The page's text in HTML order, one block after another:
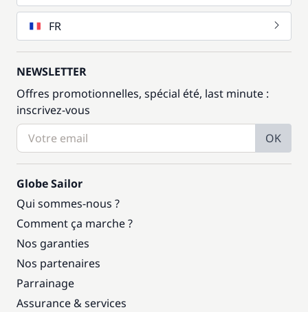
FR
NEWSLETTER
Offres promotionnelles, spécial été, last minute :
inscrivez-vous
OK
Globe Sailor
Qui sommes-nous ?
Comment ça marche ?
Nos garanties
Nos partenaires
Parrainage
Assurance & services